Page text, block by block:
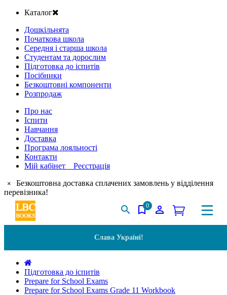
Каталог
Дошкільнята
Початкова школа
Середня і старша школа
Студентам та дорослим
Підготовка до іспитів
Посібники
Безкоштовні компоненти
Розпродаж
Про нас
Іспити
Навчання
Доставка
Програма лояльності
Контакти
Мій кабінет Реєстрація
×
Безкоштовна доставка сплачених замовлень у відділення
перевізника!
0
Слава Україні!
Підготовка до іспитів
Prepare for School Exams
Prepare for School Exams Grade 11 Workbook